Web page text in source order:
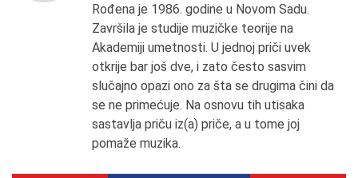
Rođena je 1986. godine u Novom Sadu.
Završila je studije muzičke teorije na
Akademiji umetnosti. U jednoj priči uvek
otkrije bar još dve, i zato često sasvim
slučajno opazi ono za šta se drugima čini da
se ne primećuje. Na osnovu tih utisaka
sastavlja priču iz(a) priče, a u tome joj
pomaže muzika.